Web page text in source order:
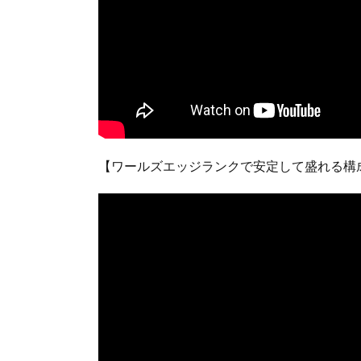
【ワールズエッジランクで安定して盛れる構